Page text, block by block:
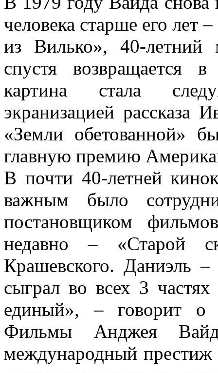
человека старше его лет
из Вилько», 40-
спустя возвращается
картина стала
экранизацией рассказа
«Земли обетованной»
главную премию
В почти 40-летней
важным было
постановщиком
недавно – «Старой
Крашевского. Даниэль –
сыграл во всех 3
единый», – говорит
Фильмы Анджея
международный престиж